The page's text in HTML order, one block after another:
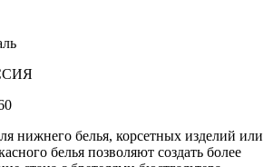
нижнего белья, корсетных изделий или
белья позволяют создать более